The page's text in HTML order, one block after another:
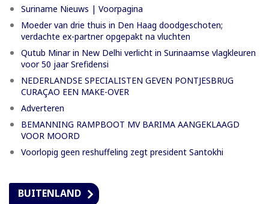
Suriname Nieuws | Voorpagina
Moeder van drie thuis in Den Haag doodgeschoten;
verdachte ex-partner opgepakt na vluchten
Qutub Minar in New Delhi verlicht in Surinaamse vlagkleuren
voor 50 jaar Srefidensi
NEDERLANDSE SPECIALISTEN GEVEN PONTJESBRUG
CURAÇAO EEN MAKE-OVER
Adverteren
BEMANNING RAMPBOOT MV BARIMA AANGEKLAAGD
VOOR MOORD
Voorlopig geen reshuffeling zegt president Santokhi
BUITENLAND